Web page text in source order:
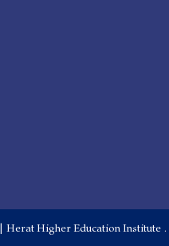
Herat Higher Education Institute